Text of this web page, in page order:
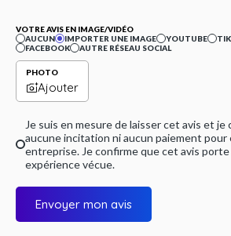
VOTRE AVIS EN IMAGE/VIDÉO
AUCUN
IMPORTER UNE IMAGE YOUTUBE
FACEBOOK
AUTRE RÉSEAU SOCIAL
PHOTO
Ajouter
Je suis en mesure de laisser cet avis et
aucune incitation ni aucun paiement
entreprise. Je confirme que cet avis
expérience vécue.
Envoyer mon avis